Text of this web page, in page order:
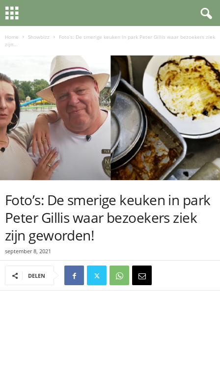
Home Showbizz
Foto’s: De smerige keuken in park Peter Gillis waar bezoekers ziek
zijn...
Foto’s: De smerige keuken in park
Peter Gillis waar bezoekers ziek
zijn geworden!
september 8, 2021
DELEN